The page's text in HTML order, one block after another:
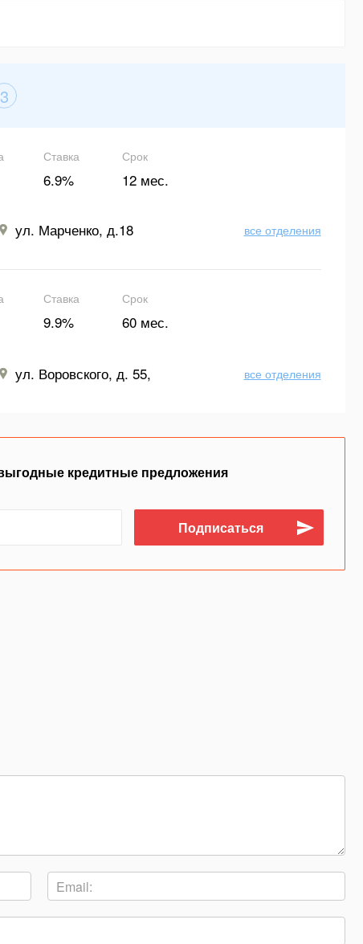
3
Ставка
6.9%
Срок
12 мес.
ул. Марченко, д.18 все отделения
Ставка
9.9%
Срок
60 мес.
ул. Воровского, д. 55, все отделения
кредитные предложения